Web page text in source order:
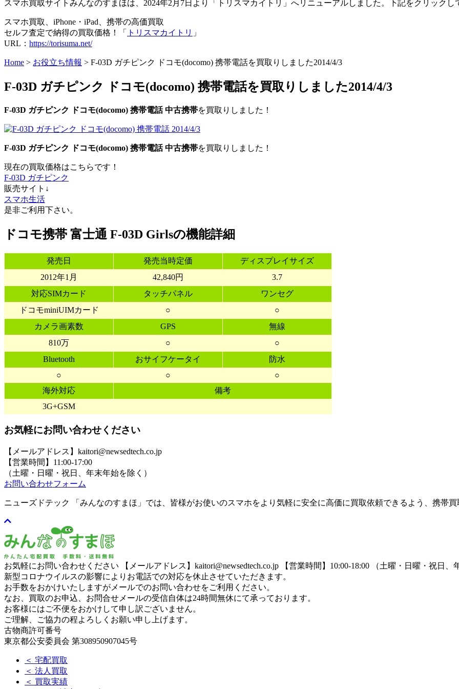
スマホ買取サイトみんなのすまほは、2024年2月7日より「トリスマカイトリ」へリニューアルしました。下記をクリックし
スマホ買取、iPhone・iPad、携帯の高価買取
セルフ査定で納得の買取価格！「
トリスマカイトリ 」
URL： https://torisuma.net/
Home > お役立ち情報 > F-03D ガチピンク ドコモ(docomo) 携帯電話を買取りしました2014/4/3
F-03D ガチピンク ドコモ(docomo) 携帯電話を買取りしました2014/4/3
F-03D ガチピンク ドコモ(docomo) 携帯電話中古携帯を買取りしました！
F-03D ガチピンク ドコモ(docomo) 携帯電話中古携帯を買取りしました！
現在の買取価格はこちらです！
F-03D ガチピンク
販売サイト↓
スマホ生活
是非ご利用下さい。
ドコモ携帯 富士通 F-03D Girlsの機能詳細
発売日 発売当時定価
ディスプレイサイズ
2012年1月
42,840円
3.7
対応SIMカード
タッチパネル
ワンセグ
ドコモminiUIMカード
○
○
カメラ画素数
GPS
無線
810万
○
○
Bluetooth
おサイフケータイ
防水
○
○
○
海外対応
備考
3G+GSM
お気軽にお問い合わせください
【メールアドレス】kaitori@newsedtech.co.jp
【営業時間】11:00-17:00
（土曜・日曜・祝日、年末年始を除く）
お問い合わせフォーム
ニューズドテック 「みんなのすまほ」では、皆様がお使いのスマホをより気軽に安全に高価に買取依頼できるよう、携帯
お気軽にお問い合わせください 【メールアドレス】kaitori@newsedtech.co.jp
【営業時間】10:00-18:00 （土曜・日曜・祝日、
新型コロナウイルスの影響によりお電話での対応を休止させていただきます。
お手数をおかけいたしますがメールでのお問い合わせをご利用ください。
なお、買取のお申込、お問合せメールの受信自体は24時間無休にて承っております。
お客様にはご不便をおかけして申し訳ございません。
ご理解、ご協力の程よろしくお願い申し上げます。
古物商許可番号
東京都公安委員会 第308950907045号
＜ 宅配買取
＜ 法人買取
＜ 買取実績